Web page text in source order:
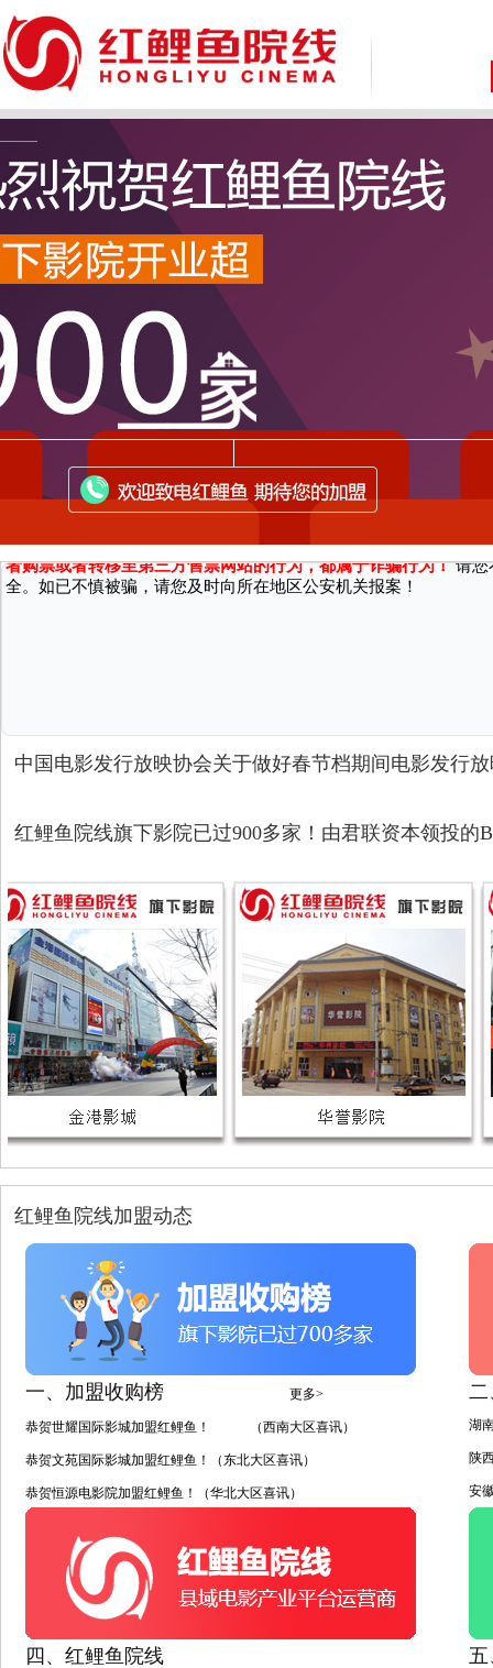
因近期接到国家机关反馈，有不法分子通过微信、第三方网站/软件等
广大消费者严正声明：
全。如已不慎被骗，请您及时向所在地区公安机关报案！
中国电影发行放映协会关于做好春节档期间电影发行
红鲤鱼院线旗下影院已过900多家！由君联资本领投的
红鲤鱼院线加盟动态
一、加盟收购榜 更多>
恭贺世耀国际影城加盟红鲤鱼！ （西南大区喜讯）
恭贺文苑国际影城加盟红鲤鱼！（东北大区喜讯）
恭贺恒源电影院加盟红鲤鱼！（华北大区喜讯）
二
湖
陕
安
四、红鲤鱼院线 五